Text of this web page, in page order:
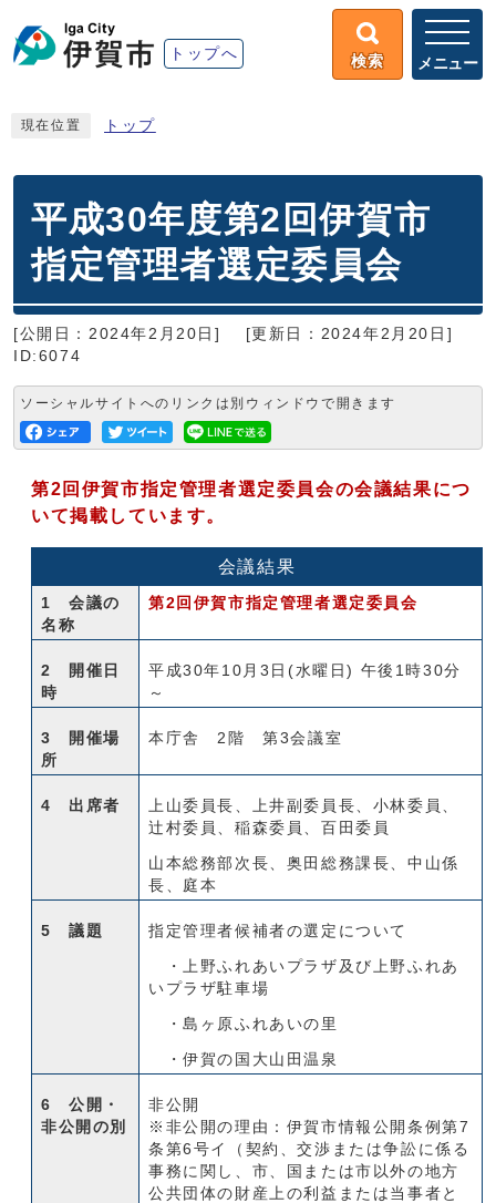
トップへ 検索 メニュー
現在位置 トップ
平成30年度第2回伊賀市
指定管理者選定委員会
[公開日：2024年2月20日]
[更新日：2024年2月20日]
ID:6074
ソーシャルサイトへのリンクは別ウィンドウで開きます
第2回伊賀市指定管理者選定委員会の会議結果につ
いて掲載しています。
会議結果
1 会議の
名称
第2回伊賀市指定管理者選定委員会
2 開催日
時
平成30年10月3日(水曜日) 午後1時30分
～
3 開催場
所
本庁舎 2階 第3会議室
4 出席者
上山委員長、上井副委員長、小林委員、
辻村委員、稲森委員、百田委員
山本総務部次長、奥田総務課長、中山係
長、庭本
5 議題 指定管理者候補者の選定について
・上野ふれあいプラザ及び上野ふれあ
いプラザ駐車場
・島ヶ原ふれあいの里
・伊賀の国大山田温泉
6 公開・
非公開の別
非公開
※非公開の理由：伊賀市情報公開条例第7
条第6号イ（契約、交渉または争訟に係る
事務に関し、市、国または市以外の地方
公共団体の財産上の利益または当事者と